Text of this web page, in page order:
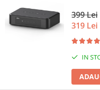
399 Lei
319 Lei
IN